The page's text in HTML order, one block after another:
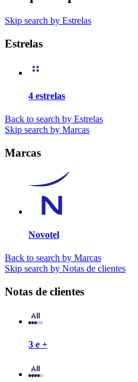
Skip search by Estrelas
Estrelas
4 estrelas
Back to search by Estrelas
Skip search by Marcas
Marcas
Novotel
Back to search by Marcas
Skip search by Notas de clientes
Notas de clientes
3 e +